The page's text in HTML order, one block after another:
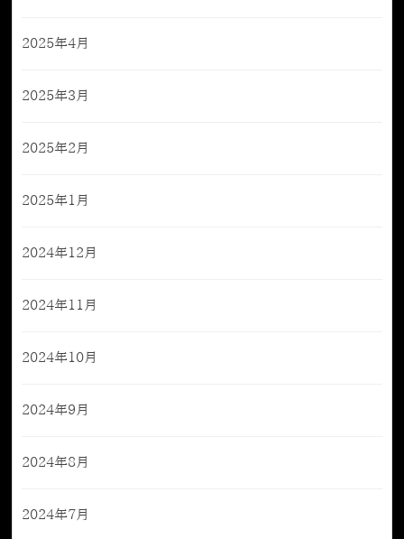
2025年4月
2025年3月
2025年2月
2025年1月
2024年12月
2024年11月
2024年10月
2024年9月
2024年8月
2024年7月